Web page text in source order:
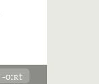
-ʊːʀt